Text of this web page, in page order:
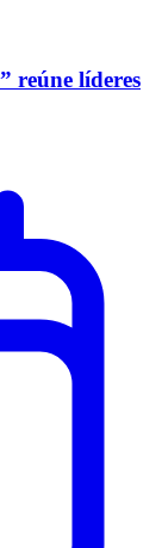
reúne líderes